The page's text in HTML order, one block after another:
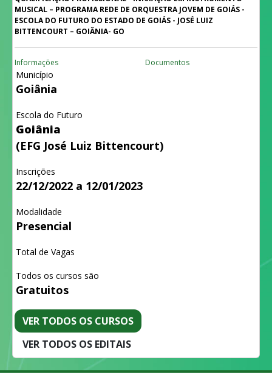
MUSICAL – PROGRAMA REDE DE ORQUESTRA JOVEM DE GOIÁS -
ESCOLA DO FUTURO DO ESTADO DE GOIÁS - JOSÉ LUIZ
BITTENCOURT – GOIÂNIA- GO
Informações Documentos
Município
Goiânia
Escola do Futuro
Goiânia
(EFG José Luiz Bittencourt)
Inscrições
22/12/2022 a 12/01/2023
Modalidade
Presencial
Total de Vagas
Todos os cursos são
Gratuitos
VER TODOS OS CURSOS
VER TODOS OS EDITAIS